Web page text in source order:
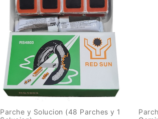
Parche y Solucion (48 Parches y 1